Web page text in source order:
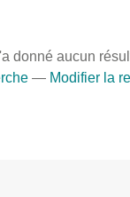
donné aucun
— Modifier la